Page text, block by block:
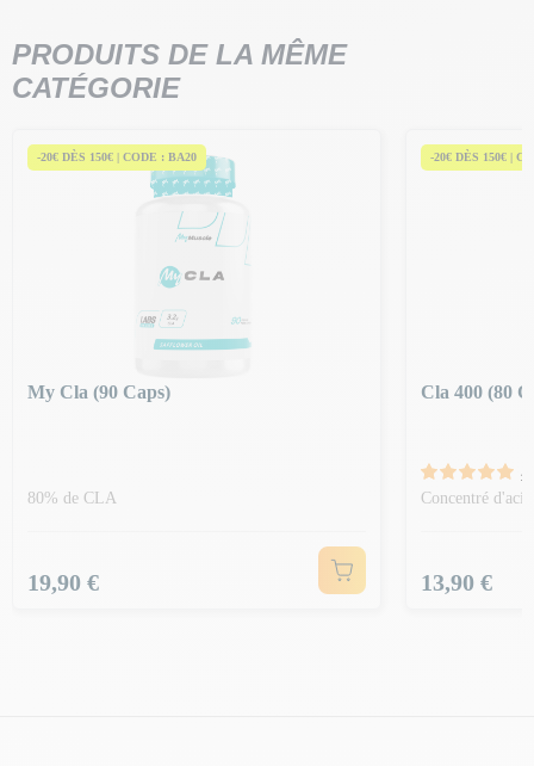
PRODUITS DE LA MÊME
CATÉGORIE
-20€ DÈS 150€ | CODE : BA20
My Cla (90 Caps)
80% de CLA
Prix
19,90 €
-20€ DÈS 150€ |
Cla 400 (80
4
Concentré
Prix
13,90 €